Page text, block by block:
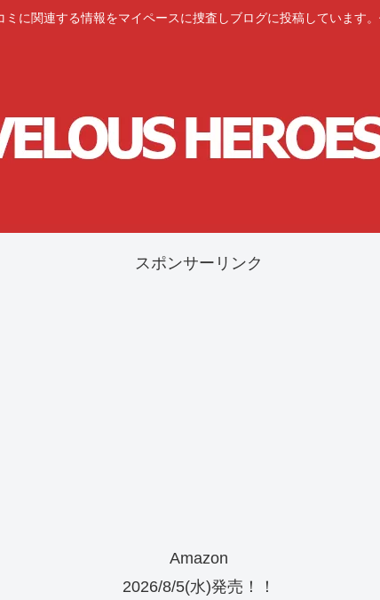
に関連する情報をマイペースに捜査しブログに投稿しています。
スポンサーリンク
Amazon
2026/8/5(水)発売！！